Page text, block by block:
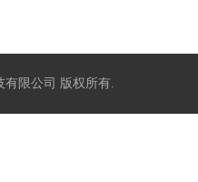
有限公司 版权所有.